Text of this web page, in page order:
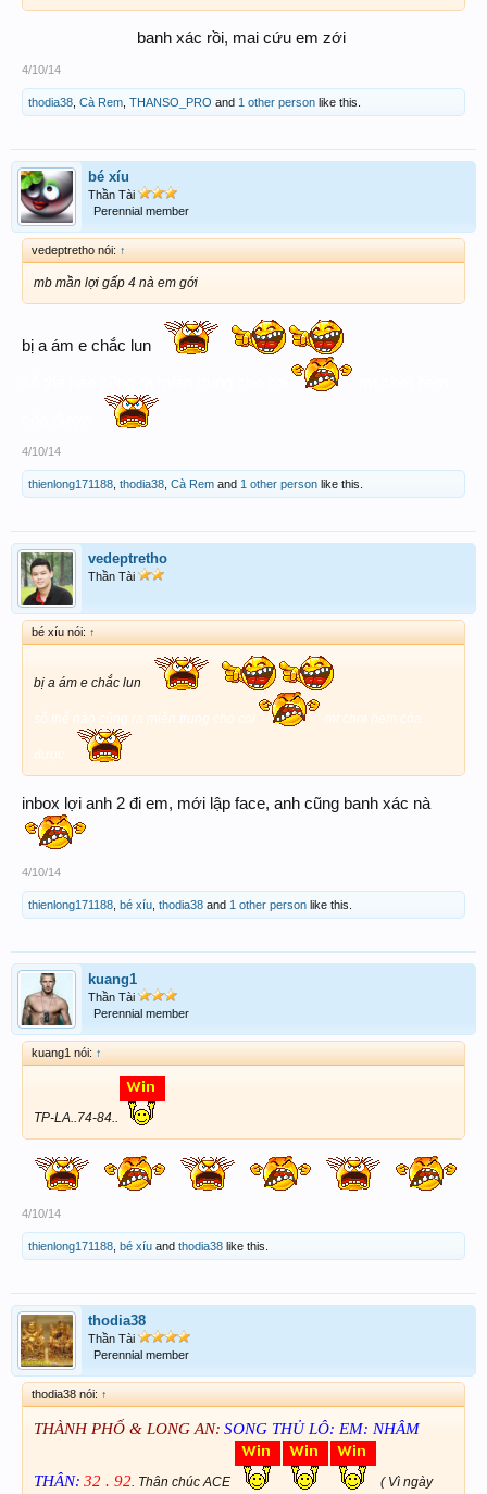
banh xác rồi, mai cứu em zới ​
4/10/14
thodia38 Cà Rem THANSO_PRO and 1 other person like this.
bé xíu
Thần Tài
Perennial member
vedeptretho nói: ↑
mb mần lợi gấp 4 nà em gới
bị a ám e chắc lun
4/10/14
thienlong171188 thodia38 Cà Rem and 1 other person like this.
vedeptretho
Thần Tài
bé xíu nói: ↑
bị a ám e chắc lun
số thế nào cũng ra miền trung cho coi mt chơi hem cóa
được
inbox lợi anh 2 đi em, mới lập face, anh cũng banh xác nà
4/10/14
thienlong171188 bé xíu thodia38 and 1 other person like this.
kuang1
Thần Tài
Perennial member
kuang1 nói: ↑
TP-LA..74-84..
4/10/14
thienlong171188 bé xíu and thodia38 like this.
thodia38
Thần Tài
Perennial member
thodia38 nói: ↑
THÀNH PHỐ & LONG AN: SONG THỦ LÔ: EM: NHÂM
THÂN: 32 . 92 . Thân chúc ACE ( Vì ngày